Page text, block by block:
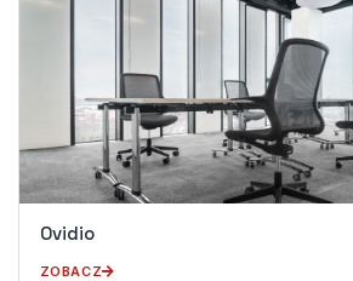
Ovidio
ZOBACZ